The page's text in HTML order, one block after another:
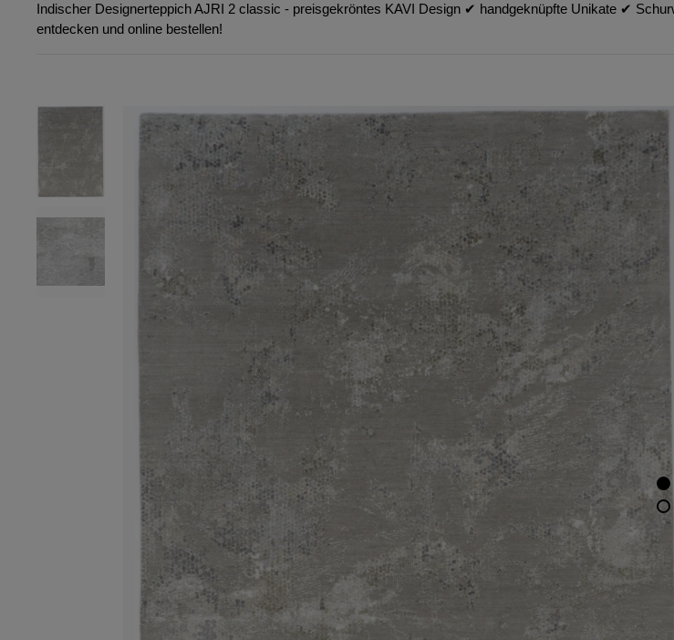
Indischer Designerteppich AJRI 2 classic - preisgekröntes KAVI Design ✔︎ handgeknüpfte Unikate ✔︎
entdecken und online bestellen!